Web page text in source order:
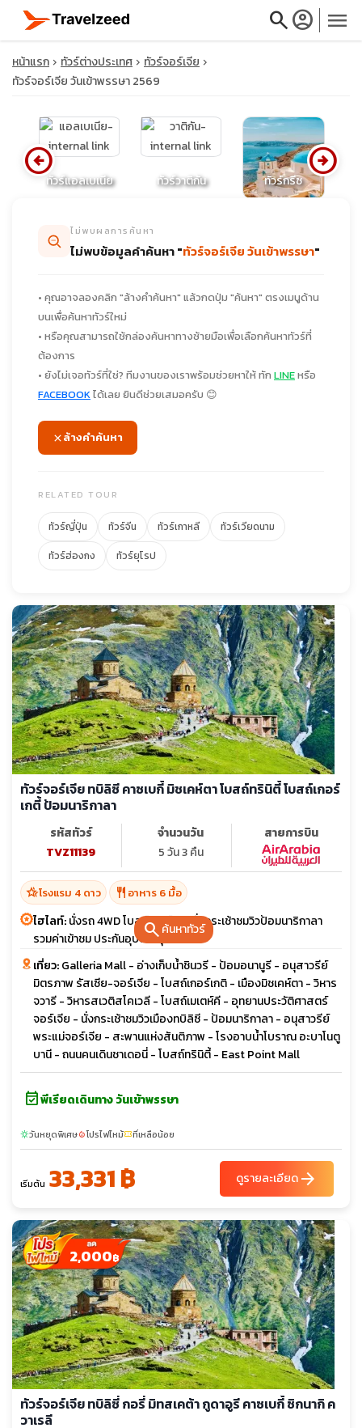
searchaccount_circle menu
close
calendar_month
หน้าแรก ทัวร์ต่างประเทศ
ทัวร์จอร์เจีย
ทัวร์จอร์เจีย วันเข้าพรรษา 2569
ทัวร์แอลเบเนีย ทัวร์วาติกัน ทัวร์กรีซ
arrow_circle_left arrow_circle_right
searchค้นหาทัวร์
ไม่พบผลการค้นหา
ไม่พบข้อมูลคำค้นหา "ทัวร์จอร์เจีย วันเข้าพรรษา"
• คุณอาจลองคลิก "ล้างคำค้นหา" แล้วกดปุ่ม "ค้นหา" ตรงเมนูด้าน
บนเพื่อค้นหาทัวร์ใหม่
• หรือคุณสามารถใช้กล่องค้นหาทางซ้ายมือเพื่อเลือกค้นหาทัวร์ที่
ต้องการ
• ยังไม่เจอทัวร์ที่ใช่? ทีมงานของเราพร้อมช่วยหาให้ ทัก LINEหรือ
FACEBOOKได้เลย ยินดีช่วยเสมอครับ 😊
ล้างคำค้นหา
RELATED TOUR
ทัวร์ญี่ปุ่น ทัวร์จีน ทัวร์เกาหลี
ทัวร์เวียดนาม
ทัวร์ฮ่องกง
ทัวร์ยุโรป
ทัวร์จอร์เจีย ทบิลิซี คาซเบกี้ มิชเคห์ตา โบสถ์ทรินิตี้ โบสถ์เกอร์
เกตี้ ป้อมนาริกาลา
รหัสทัวร์
TVZ11139
จำนวนวัน
5 วัน 3 คืน
สายการบิน
hotel_classโรงแรม 4 ดาว restaurant อาหาร 6 มื้อ
ไฮไลท์:นั่งรถ 4WD โบสถ์เกอร์เกติ นั่งกระเช้าชมวิวป้อมนาริกาลา
รวมค่าเข้าชม ประกันอุบัติเหตุ
เที่ยว:Galleria Mall - อ่างเก็บน้ำชินวรี - ป้อมอนานูรี - อนุสาวรีย์
มิตรภาพ รัสเซีย-จอร์เจีย - โบสถ์เกอร์เกติ - เมืองมิชเคห์ตา - วิหาร
จวารี - วิหารสเวติสโคเวลี - โบสถ์เมเตห์คี - อุทยานประวัติศาสตร์
จอร์เจีย - นั่งกระเช้าชมวิวเมืองทบิลิซี - ป้อมนาริกาลา - อนุสาวรีย์
พระแม่จอร์เจีย - สะพานแห่งสันติภาพ - โรงอาบน้ำโบราณ อะบาโนตู
บานี - ถนนคนเดินชาเดอนี่ - โบสถ์ทรินิตี้ - East Point Mall
event_availableพีเรียดเดินทาง วันเข้าพรรษา
sunnyวันหยุดพิเศษlocal_fire_departmentโปรไฟไหม้confirmation_numberที่เหลือน้อย
เริ่มต้น 33,331 ฿ ดูรายละเอียดarrow_forward
2,000฿
ทัวร์จอร์เจีย ทบิลิซี่ กอรี่ มิทสเคต้า กูดาอูรี คาซเบกี้ ซิกนากิ ค
วาเรลี